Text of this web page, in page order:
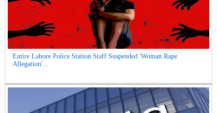
Entire Lahore Police Station Staff Suspended 'Woman Rape
Allegation'...